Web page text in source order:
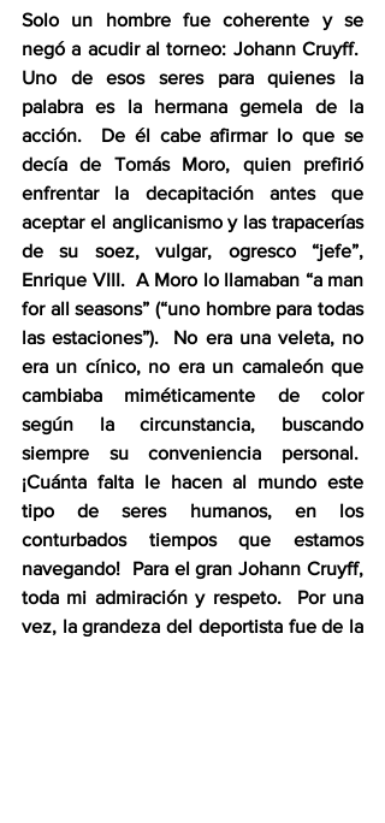
Solo un hombre fue coherente y se
negó a acudir al torneo: Johann Cruyff.
Uno de esos seres para quienes la
palabra es la hermana gemela de la
acción.  De él cabe afirmar lo que se
decía de Tomás Moro, quien prefirió
enfrentar la decapitación antes que
aceptar el anglicanismo y las trapacerías
de su soez, vulgar, ogresco “jefe”,
Enrique VIII.  A Moro lo llamaban “a man
for all seasons” (“uno hombre para todas
las estaciones”).  No era una veleta, no
era un cínico, no era un camaleón que
cambiaba miméticamente de color
según la circunstancia, buscando
siempre su conveniencia personal.
¡Cuánta falta le hacen al mundo este
tipo de seres humanos, en los
conturbados tiempos que estamos
navegando!  Para el gran Johann Cruyff,
toda mi admiración y respeto.  Por una
vez, la grandeza del deportista fue de la